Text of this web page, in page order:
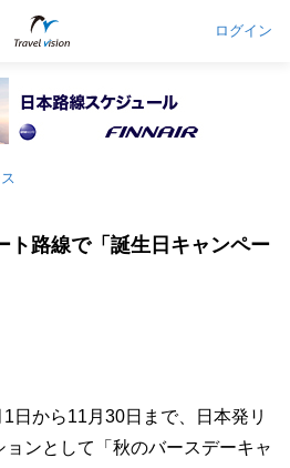
ログイン
ト路線で「誕生日キャンペー
日から11月30日まで、日本発リ
ンとして「秋のバースデーキャ